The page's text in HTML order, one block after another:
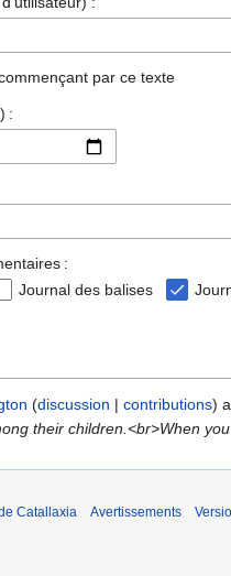
par ce texte
:
:
Journal des balises
discussion contributions
their children.<br>When
Catallaxia Avertissements